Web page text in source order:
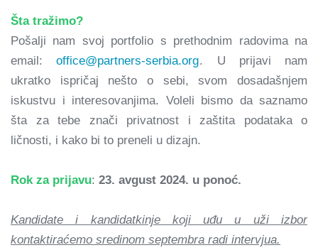
Šta tražimo?
Pošalji nam svoj portfolio s prethodnim radovima na
email:office@partners-serbia.org. U prijavi nam
ukratko ispričaj nešto o sebi, svom dosadašnjem
iskustvu i interesovanjima. Voleli bismo da saznamo
šta za tebe znači privatnost i zaštita podataka o
ličnosti, i kako bi to preneli u dizajn.
Rok za prijavu: 23. avgust 2024. u ponoć.
Kandidate i kandidatkinje koji uđu u uži izbor
kontaktiraćemo sredinom septembra radi intervjua.